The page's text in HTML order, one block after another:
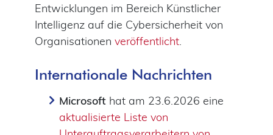
Entwicklungen im Bereich Künstlicher
Intelligenz auf die Cybersicherheit von
Organisationen veröffentlicht.
Internationale Nachrichten
Microsofthat am 23.6.2026 eine
aktualisierte Liste von